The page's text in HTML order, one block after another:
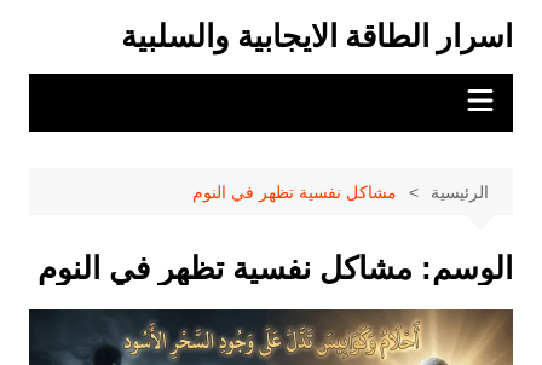
المحتوى
اسرار الطاقة الايجابية والسلبية
الرئيسية مشاكل نفسية تظهر في النوم
الوسم: مشاكل نفسية تظهر في النوم